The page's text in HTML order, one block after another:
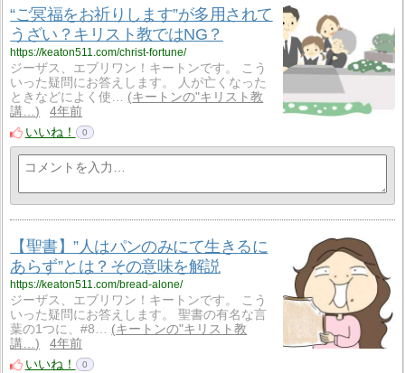
“ご冥福をお祈りします”が多用されて
うざい？キリスト教ではNG？
https://keaton511.com/christ-fortune/
ジーザス、エブリワン！キートンです。 こう
いった疑問にお答えします。 人が亡くなった
ときなどによく使…
キートンの"キリスト教
講…
4年前
いいね！
0
【聖書】”人はパンのみにて生きるに
あらず”とは？その意味を解説
https://keaton511.com/bread-alone/
ジーザス、エブリワン！キートンです。 こう
いった疑問にお答えします。 聖書の有名な言
葉の1つに、#8…
キートンの"キリスト教
講…
4年前
いいね！
0